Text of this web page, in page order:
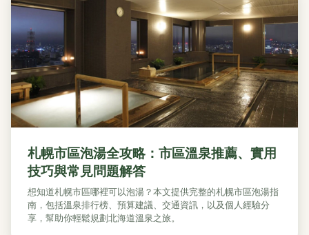
札幌市區泡湯全攻略：市區溫泉推薦、實用
技巧與常見問題解答
想知道札幌市區哪裡可以泡湯？本文提供完整的札幌市區泡湯指
南，包括溫泉排行榜、預算建議、交通資訊，以及個人經驗分
享，幫助你輕鬆規劃北海道溫泉之旅。